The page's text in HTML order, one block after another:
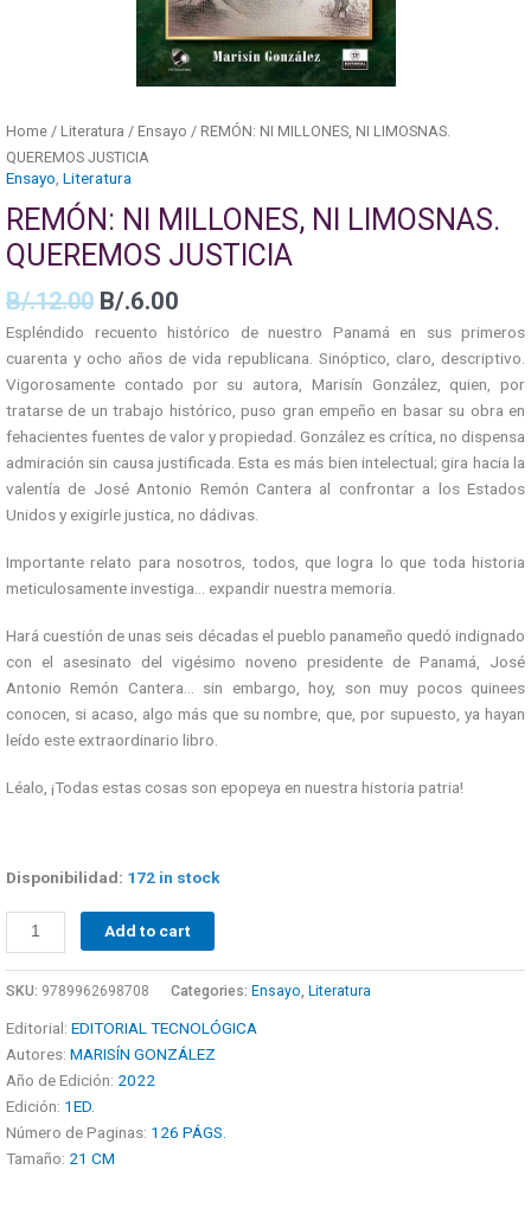
Home / Literatura / Ensayo / REMÓN: NI MILLONES, NI LIMOSNAS.
QUEREMOS JUSTICIA
Ensayo Literatura
REMÓN: NI MILLONES, NI LIMOSNAS.
QUEREMOS JUSTICIA
B/.12.00 B/.6.00
Espléndido recuento histórico de nuestro Panamá en sus primeros
cuarenta y ocho años de vida republicana. Sinóptico, claro, descriptivo.
Vigorosamente contado por su autora, Marisín González, quien, por
tratarse de un trabajo histórico, puso gran empeño en basar su obra en
fehacientes fuentes de valor y propiedad. González es crítica, no dispensa
admiración sin causa justificada. Esta es más bien intelectual; gira hacia la
valentía de José Antonio Remón Cantera al confrontar a los Estados
Unidos y exigirle justica, no dádivas.
Importante relato para nosotros, todos, que logra lo que toda historia
meticulosamente investiga… expandir nuestra memoria.
Hará cuestión de unas seis décadas el pueblo panameño quedó indignado
con el asesinato del vigésimo noveno presidente de Panamá, José
Antonio Remón Cantera… sin embargo, hoy, son muy pocos quinees
conocen, si acaso, algo más que su nombre, que, por supuesto, ya hayan
leído este extraordinario libro.
Léalo, ¡Todas estas cosas son epopeya en nuestra historia patria!
Disponibilidad: 172 in stock
Add to cart
SKU: 9789962698708 Categories: Ensayo Literatura
Editorial: EDITORIAL TECNOLÓGICA
Autores: MARISÍN GONZÁLEZ
Año de Edición: 2022
Edición: 1ED.
Número de Paginas: 126 PÁGS.
Tamaño: 21 CM